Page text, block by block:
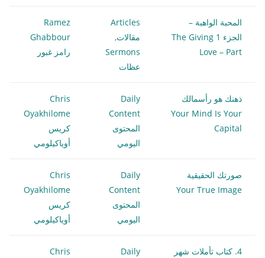
المحبة الواهبة –
الجزء 1 The Giving
Love – Part
Articles
مقالات,
Sermons
عظات
Ramez
Ghabbour
رامز غبور
ذهنك هو رأسمالك
Your Mind Is Your
Capital
Daily
Content
المحتوى
اليومي
Chris
Oyakhilome
كريس
أوياكيلومي
صورتك الحقيقية
Your True Image
Daily
Content
المحتوى
اليومي
Chris
Oyakhilome
كريس
أوياكيلومي
4. كتاب تأملات شهر
Daily
Chris